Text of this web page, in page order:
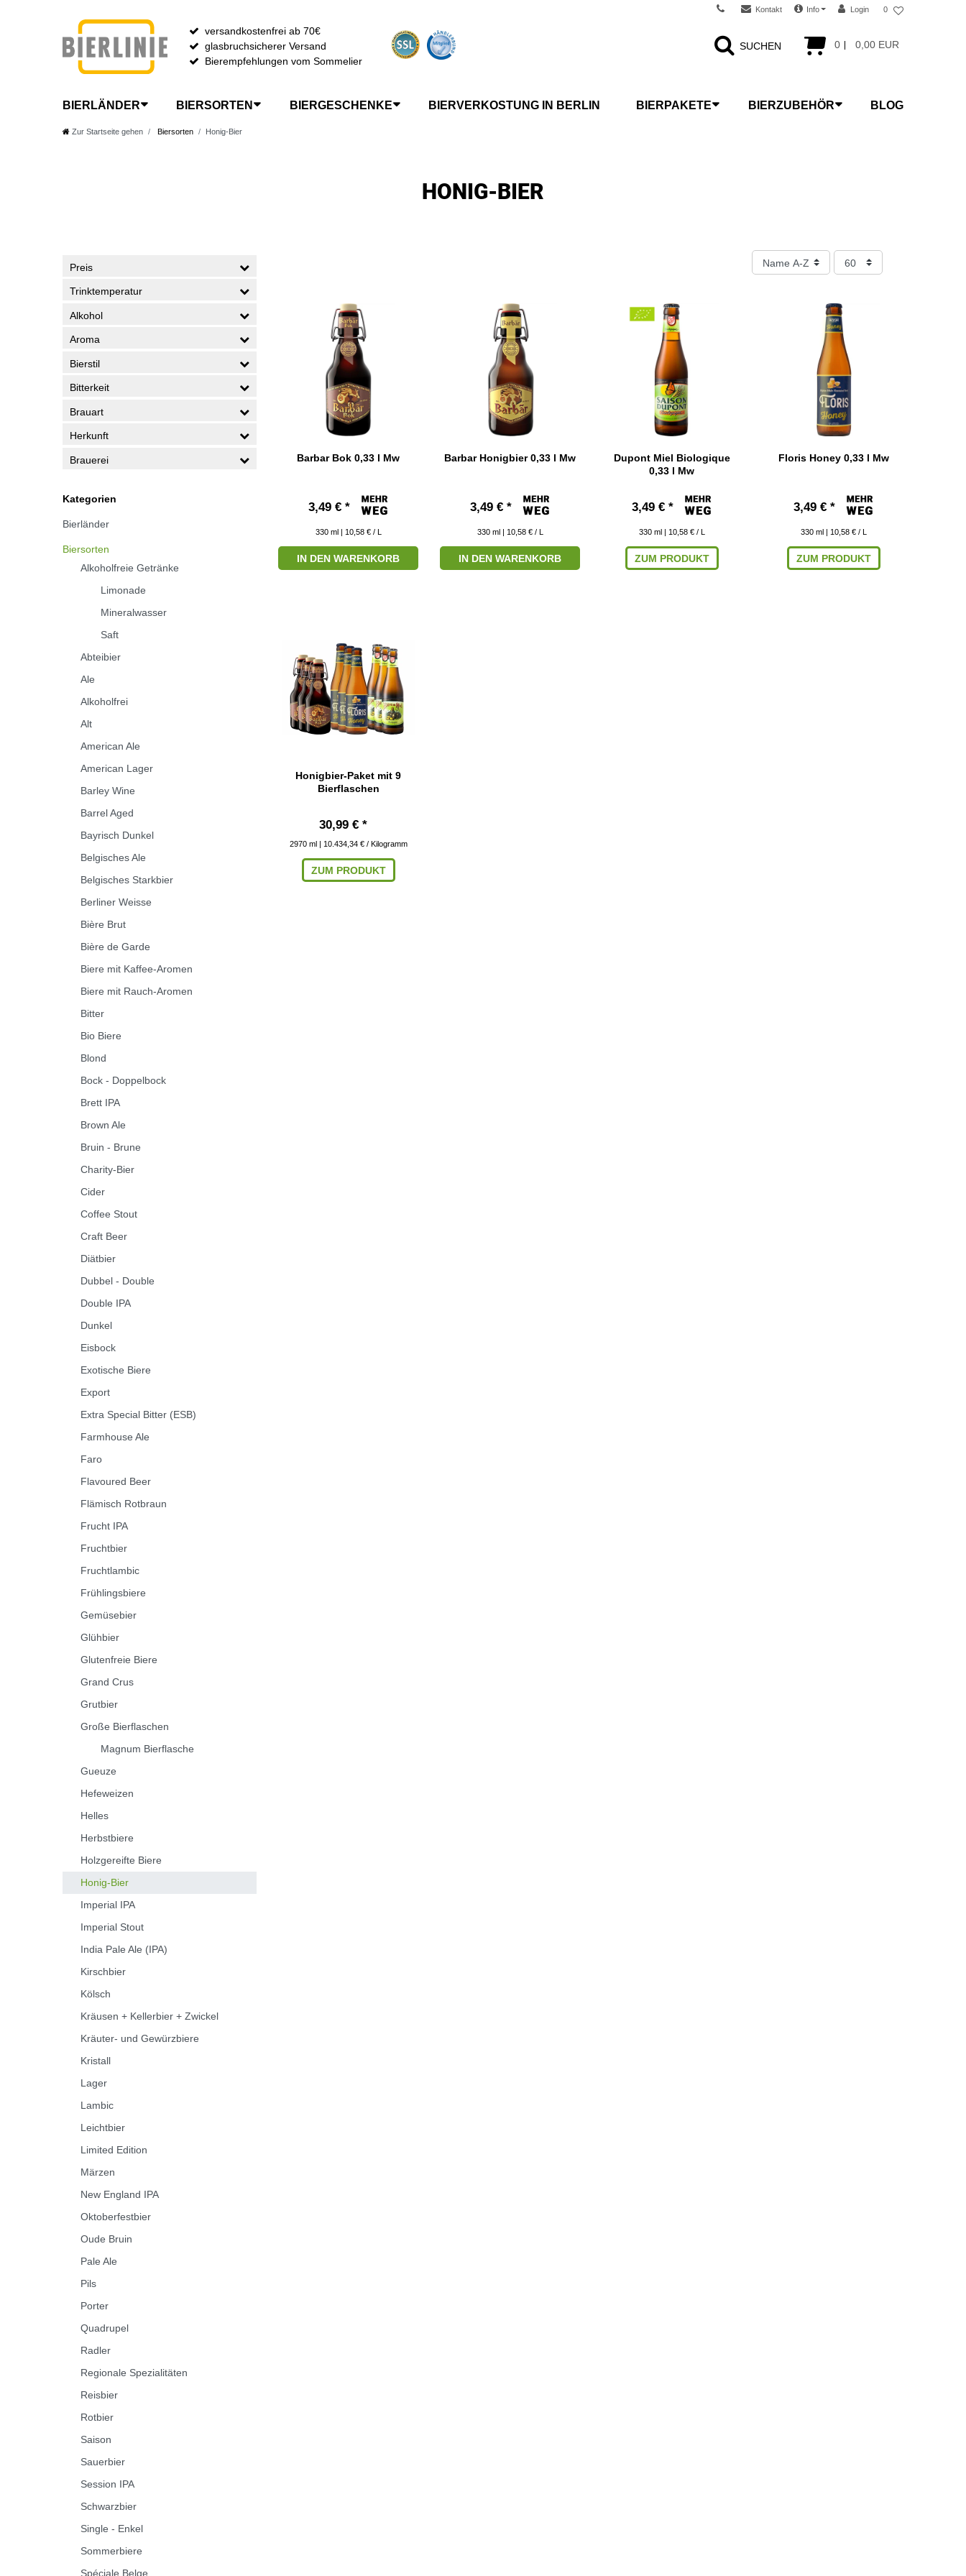
Kontakt Info Login 0
0 0,00 EUR
versandkostenfrei ab 70€
glasbruchsicherer Versand
Bierempfehlungen vom Sommelier
SUCHEN
BIERLÄNDER BIERSORTEN BIERGESCHENKE BIERVERKOSTUNG IN BERLIN BIERPAKETE BIERZUBEHÖR BLOG
Zur Startseite gehen Biersorten Honig-Bier
HONIG-BIER
Preis
Trinktemperatur
Alkohol
Aroma
Bierstil
Bitterkeit
Brauart
Herkunft
Brauerei
Kategorien
Bierländer
Biersorten
Alkoholfreie Getränke
Limonade
Mineralwasser
Saft
Abteibier
Ale
Alkoholfrei
Alt
American Ale
American Lager
Barley Wine
Barrel Aged
Bayrisch Dunkel
Belgisches Ale
Belgisches Starkbier
Berliner Weisse
Bière Brut
Bière de Garde
Biere mit Kaffee-Aromen
Biere mit Rauch-Aromen
Bitter
Bio Biere
Blond
Bock - Doppelbock
Brett IPA
Brown Ale
Bruin - Brune
Charity-Bier
Cider
Coffee Stout
Craft Beer
Diätbier
Dubbel - Double
Double IPA
Dunkel
Eisbock
Exotische Biere
Export
Extra Special Bitter (ESB)
Farmhouse Ale
Faro
Flavoured Beer
Flämisch Rotbraun
Frucht IPA
Fruchtbier
Fruchtlambic
Frühlingsbiere
Gemüsebier
Glühbier
Glutenfreie Biere
Grand Crus
Grutbier
Große Bierflaschen
Magnum Bierflasche
Gueuze
Hefeweizen
Helles
Herbstbiere
Holzgereifte Biere
Honig-Bier
Imperial IPA
Imperial Stout
India Pale Ale (IPA)
Kirschbier
Kölsch
Kräusen + Kellerbier + Zwickel
Kräuter- und Gewürzbiere
Kristall
Lager
Lambic
Leichtbier
Limited Edition
Märzen
New England IPA
Oktoberfestbier
Oude Bruin
Pale Ale
Pils
Porter
Quadrupel
Radler
Regionale Spezialitäten
Reisbier
Rotbier
Saison
Sauerbier
Session IPA
Schwarzbier
Single - Enkel
Sommerbiere
Spéciale Belge
Barbar Bok 0,33 l Mw
3,49 € *
330 ml | 10,58 € / L
IN DEN WARENKORB
Barbar Honigbier 0,33 l Mw
3,49 € *
330 ml | 10,58 € / L
IN DEN WARENKORB
Dupont Miel Biologique
0,33 l Mw
3,49 € *
330 ml | 10,58 € / L
ZUM PRODUKT
Floris Honey 0,33 l Mw
3,49 € *
330 ml | 10,58 € / L
ZUM PRODUKT
Honigbier-Paket mit 9
Bierflaschen
30,99 € *
2970 ml | 10.434,34 € / Kilogramm
ZUM PRODUKT